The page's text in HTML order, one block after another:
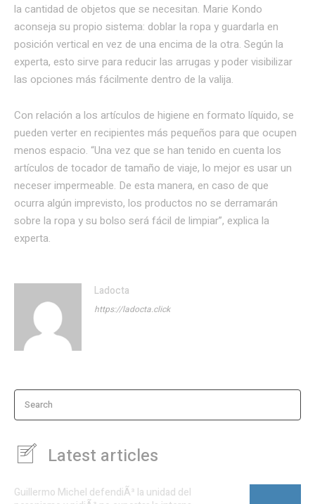
la cantidad de objetos que se necesitan. Marie Kondo
aconseja su propio sistema: doblar la ropa y guardarla en
posición vertical en vez de una encima de la otra. Según la
experta, esto sirve para reducir las arrugas y poder visibilizar
las opciones más fácilmente dentro de la valija.
Con relación a los artículos de higiene en formato líquido, se
pueden verter en recipientes más pequeños para que ocupen
menos espacio. “Una vez que se han tenido en cuenta los
artículos de tocador de tamaño de viaje, lo mejor es usar un
neceser impermeable. De esta manera, en caso de que
ocurra algún imprevisto, los productos no se derramarán
sobre la ropa y su bolso será fácil de limpiar”, explica la
experta.
Ladocta
https://ladocta.click
Search
Latest articles
Guillermo Michel defendiÃ³ la unidad del